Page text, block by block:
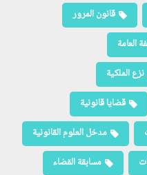
قانون المرور
العامة
الملكية
قضايا قانونية
مدخل العلوم القانونية
مسابقة القضاء